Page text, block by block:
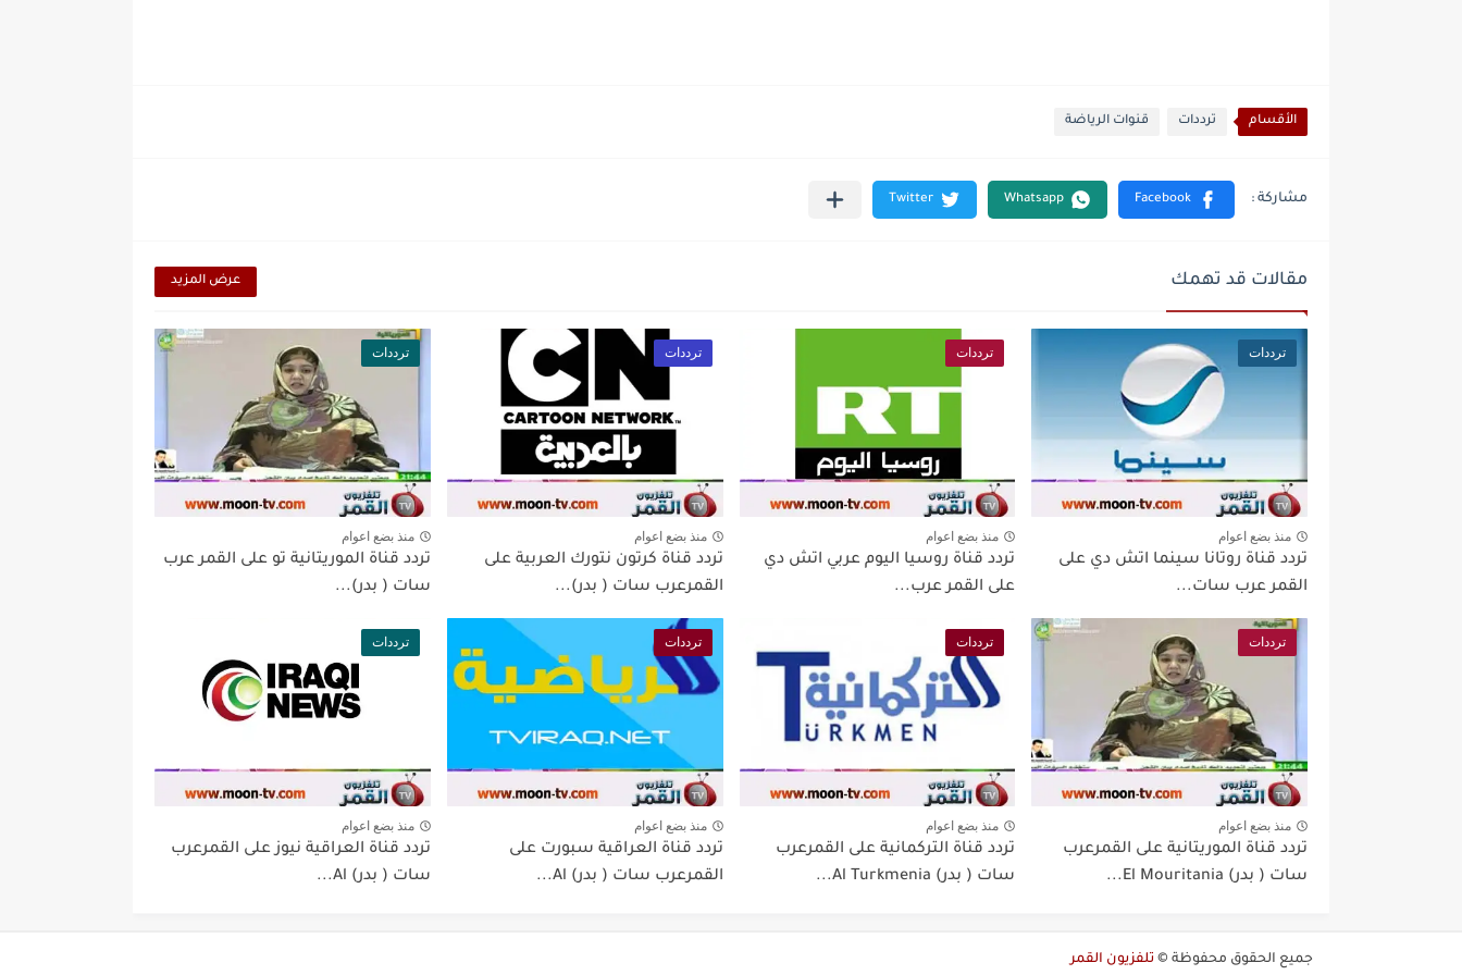
الأقسام ترددات قنوات الرياضة
مقالات قد تهمك عرض المزيد
ترددات
منذ بضع اعوام
تردد قناة روتانا سينما اتش دي على
القمر عرب سات...
ترددات
منذ بضع اعوام
تردد قناة روسيا اليوم عربي اتش دي
على القمر عرب...
ترددات
منذ بضع اعوام
تردد قناة كرتون نتورك العربية على
القمرعرب سات ( بدر)...
ترددات
منذ بضع اعوام
تردد قناة الموريتانية تو على القمر عرب
سات ( بدر)...
ترددات
منذ بضع اعوام
تردد قناة الموريتانية على القمرعرب
سات ( بدر) El Mouritania...
ترددات
منذ بضع اعوام
تردد قناة التركمانية على القمرعرب
سات ( بدر) Al Turkmenia...
ترددات
منذ بضع اعوام
تردد قناة العراقية سبورت على
القمرعرب سات ( بدر) Al...
ترددات
منذ بضع اعوام
تردد قناة العراقية نيوز على القمرعرب
سات ( بدر) Al...
جميع الحقوق محفوظة © تلفزيون القمر